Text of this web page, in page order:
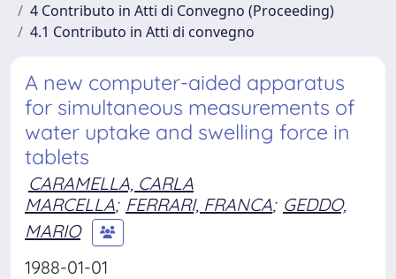
4 Contributo in Atti di Convegno (Proceeding)
4.1 Contributo in Atti di convegno
A new computer-aided apparatus
for simultaneous measurements of
water uptake and swelling force in
tablets
CARAMELLA, CARLA
MARCELLA; FERRARI, FRANCA; GEDDO,
MARIO
1988-01-01